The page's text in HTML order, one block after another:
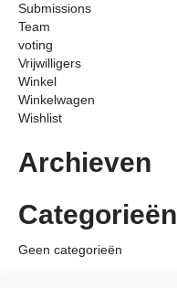
Submissions
Team
voting
Vrijwilligers
Winkel
Winkelwagen
Wishlist
Archieven
Categorieën
Geen categorieën